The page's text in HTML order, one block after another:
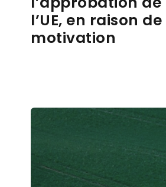
l’UE, en raison
motivation